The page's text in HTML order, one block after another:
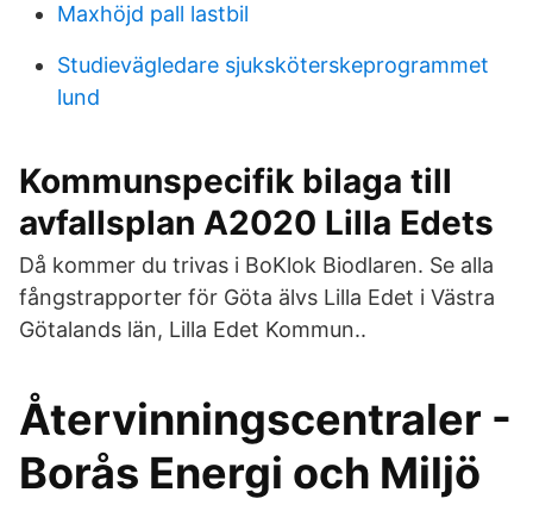
Maxhöjd pall lastbil
Studievägledare sjuksköterskeprogrammet
lund
Kommunspecifik bilaga till
avfallsplan A2020 Lilla Edets
Då kommer du trivas i BoKlok Biodlaren. Se alla
fångstrapporter för Göta älvs Lilla Edet i Västra
Götalands län, Lilla Edet Kommun..
Återvinningscentraler -
Borås Energi och Miljö